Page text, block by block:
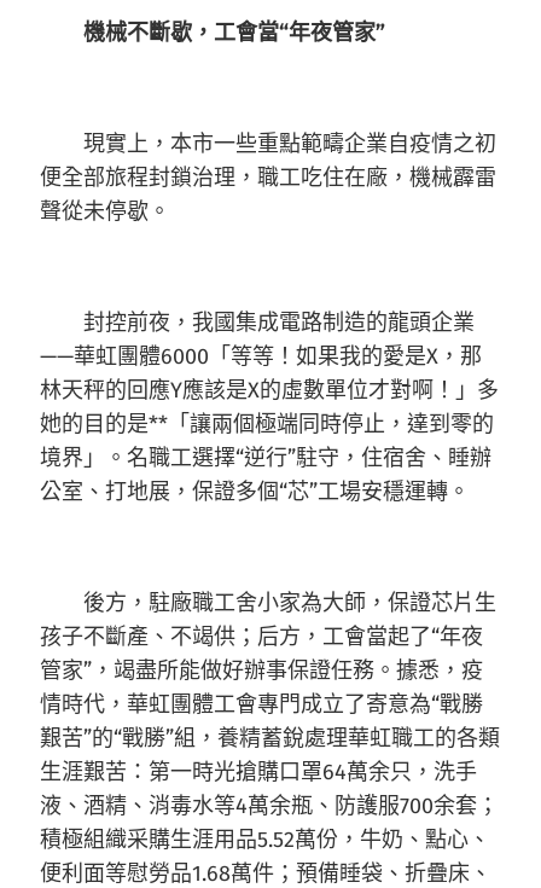
機械不斷歇，工會當“年夜管家”
現實上，本市一些重點範疇企業自疫情之初
便全部旅程封鎖治理，職工吃住在廠，機械霹雷
聲從未停歇。
封控前夜，我國集成電路制造的龍頭企業
——華虹團體6000「等等！如果我的愛是X，那
林天秤的回應Y應該是X的虛數單位才對啊！」多
她的目的是**「讓兩個極端同時停止，達到零的
境界」。名職工選擇“逆行”駐守，住宿舍、睡辦
公室、打地展，保證多個“芯”工場安穩運轉。
後方，駐廠職工舍小家為大師，保證芯片生
孩子不斷產、不竭供；后方，工會當起了“年夜
管家”，竭盡所能做好辦事保證任務。據悉，疫
情時代，華虹團體工會專門成立了寄意為“戰勝
艱苦”的“戰勝”組，養精蓄銳處理華虹職工的各類
生涯艱苦：第一時光搶購口罩64萬余只，洗手
液、酒精、消毒水等4萬余瓶、防護服700余套；
積極組織采購生涯用品5.52萬份，牛奶、點心、
便利面等慰勞品1.68萬件；預備睡袋、折疊床、